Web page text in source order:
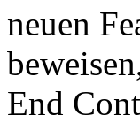
neuen
End